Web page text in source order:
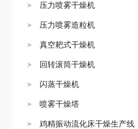
压力喷雾干燥机
压力喷雾造粒机
真空耙式干燥机
回转滚筒干燥机
闪蒸干燥机
喷雾干燥塔
鸡精振动流化床干燥生产线